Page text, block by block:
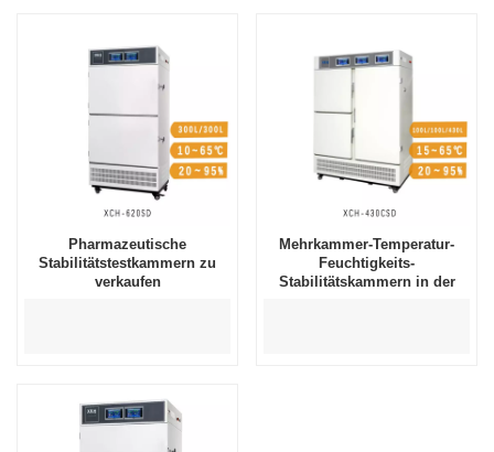
Pharmazeutische
Stabilitätstestkammern zu
verkaufen
Mehrkammer-Temperatur-
Feuchtigkeits-
Stabilitätskammern in der